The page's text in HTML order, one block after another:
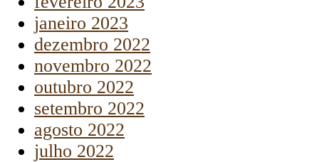
janeiro 2023
dezembro 2022
novembro 2022
outubro 2022
setembro 2022
agosto 2022
julho 2022